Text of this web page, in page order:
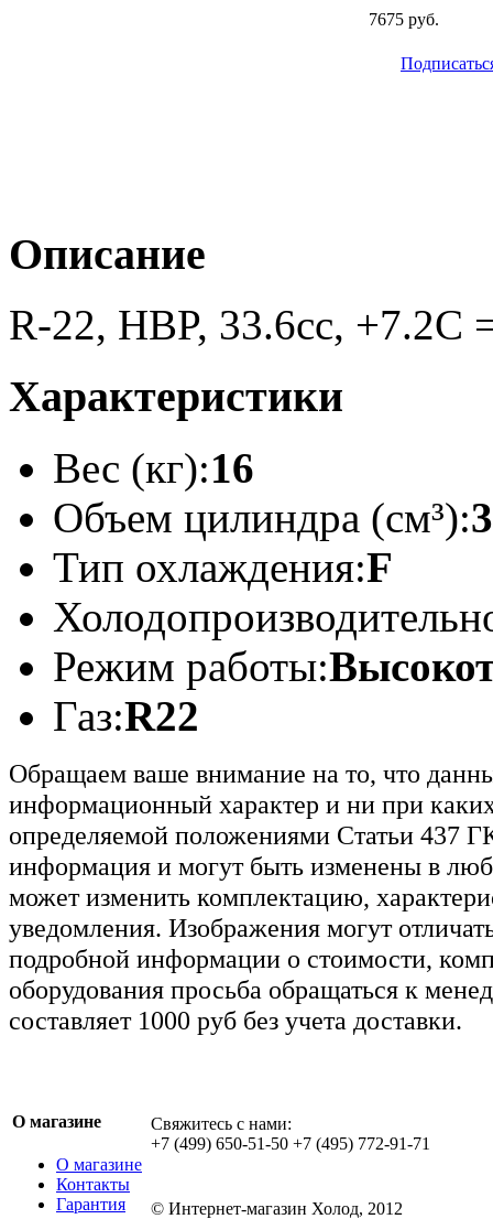
7675 руб.
Описание
R-22, HBP, 33.6сс, +7.2С
Характеристики
Вес (кг):16
Объем цилиндра (см³):
Тип охлаждения:F
Режим работы:
Газ:R22
Обращаем ваше внимание на то, что
информационный характер и ни при
определяемой положениями Статьи 437
информация и могут быть изменены в
может изменить комплектацию,
уведомления. Изображения могут
подробной информации о стоимости,
оборудования просьба обращаться к
составляет 1000 руб без учета доставки.
О магазине
О магазине
Контакты
Гарантия
Свяжитесь с нами:
+7 (499) 650-51-50 +7 (495) 772-91-71
© Интернет-магазин Холод, 2012